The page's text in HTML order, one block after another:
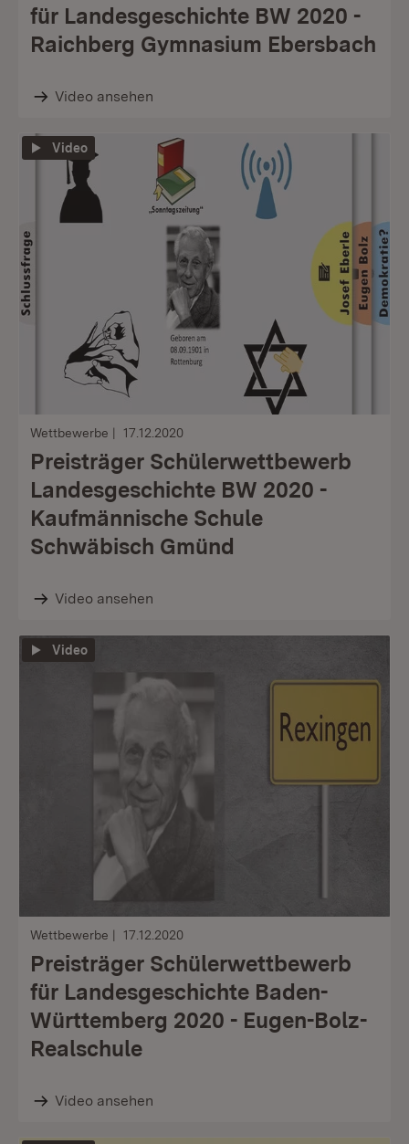
für Landesgeschichte BW 2020 -
Raichberg Gymnasium Ebersbach
Video ansehen
Video
Wettbewerbe 17.12.2020
Preisträger Schülerwettbewerb
Landesgeschichte BW 2020 -
Kaufmännische Schule
Schwäbisch Gmünd
Video ansehen
Video
Wettbewerbe 17.12.2020
Preisträger Schülerwettbewerb
für Landesgeschichte Baden-
Württemberg 2020 - Eugen-Bolz-
Realschule
Video ansehen